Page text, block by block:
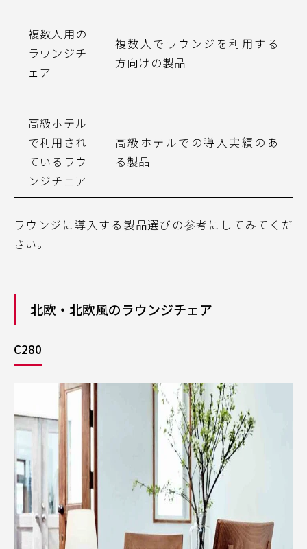
複数人用の
ラウンジチ
ェア
複数人でラウンジを利用する
方向けの製品
高級ホテル
で利用され
ているラウ
ンジチェア
高級ホテルでの導入実績のあ
る製品
ラウンジに導入する製品選びの参考にしてみてくだ
さい。
北欧・北欧風のラウンジチェア
C280